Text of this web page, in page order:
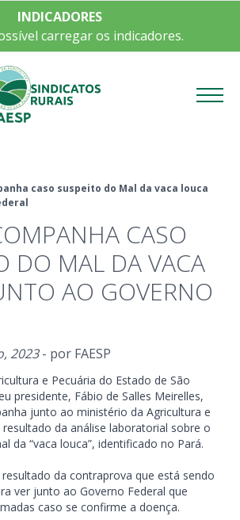
INDICADORES
carregar os indicadores.
caso suspeito do Mal da vaca louca
CASO
DO MAL DA VACA
AO GOVERNO
2023- por FAESP
e Pecuária do Estado de São
presidente, Fábio de Salles Meirelles,
junto ao ministério da Agricultura e
resultado da análise laboratorial sobre o
da “vaca louca”, identificado no Pará.
resultado da contraprova que está sendo
ver junto ao Governo Federal que
caso se confirme a doença.